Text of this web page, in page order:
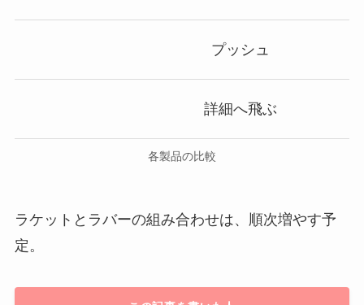
プッシュ
詳細へ飛ぶ
各製品の比較
ラケットとラバーの組み合わせは、順次増やす予
定。